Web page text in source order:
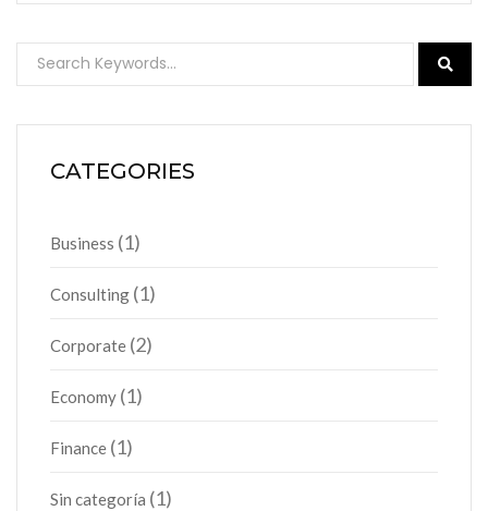
CATEGORIES
Business (1)
Consulting (1)
Corporate (2)
Economy (1)
Finance (1)
Sin categoría (1)